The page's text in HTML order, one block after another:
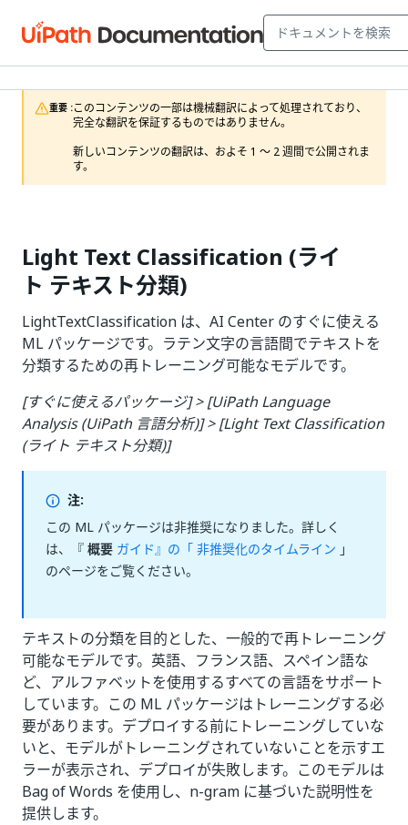
重要 :このコンテンツの一部は機械翻訳によって処理されており、
完全な翻訳を保証するものではありません。
新しいコンテンツの翻訳は、およそ 1 ～ 2 週間で公開されま
す。
Light Text Classification (ライ
ト テキスト分類)
LightTextClassification は、AI Center のすぐに使える
ML パッケージです。ラテン文字の言語間でテキストを
分類するための再トレーニング可能なモデルです。
[すぐに使えるパッケージ] > [UiPath Language
Analysis (UiPath 言語分析)] > [Light Text Classification
(ライト テキスト分類)]
注:
この ML パッケージは非推奨になりました。詳しく
は、『概要 ガイド』の「 非推奨化のタイムライン 」
のページをご覧ください。
テキストの分類を目的とした、一般的で再トレーニング
可能なモデルです。英語、フランス語、スペイン語な
ど、アルファベットを使用するすべての言語をサポート
しています。この ML パッケージはトレーニングする必
要があります。デプロイする前にトレーニングしていな
いと、モデルがトレーニングされていないことを示すエ
ラーが表示され、デプロイが失敗します。このモデルは
Bag of Words を使用し、n-gram に基づいた説明性を
提供します。